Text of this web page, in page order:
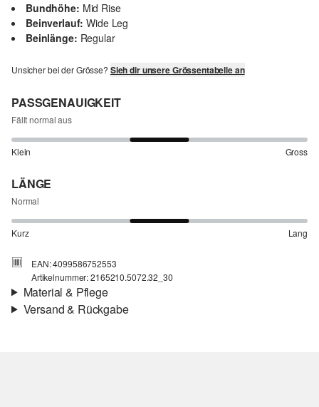
Bundhöhe: Mid Rise
Beinverlauf: Wide Leg
Beinlänge: Regular
Unsicher bei der Grösse? Sieh dir unsere Grössentabelle an
PASSGENAUIGKEIT
Fällt normal aus
Klein Gross
LÄNGE
Normal
Kurz Lang
EAN: 4099586752553
Artikelnummer: 2165210.5072.32_30
Material & Pflege
Versand & Rückgabe